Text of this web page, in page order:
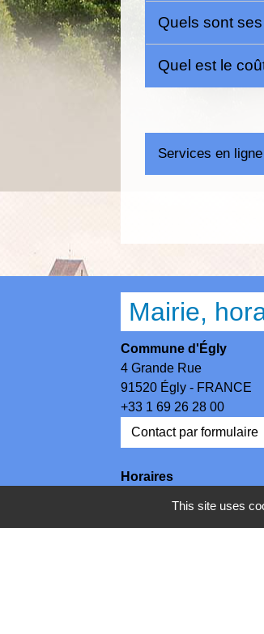
Quels sont
Quel est le
Services en
Mairie,
Commune d'Égly
4 Grande Rue
91520 Égly - FRANCE
+33 1 69 26 28 00
Contact par formulaire
Horaires
Mardi : 13h30-17h /
This site uses